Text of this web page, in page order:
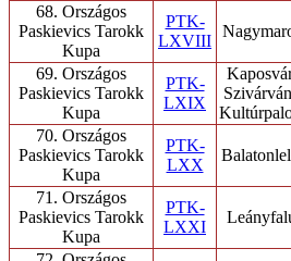
68. Országos
Paskievics Tarokk
Kupa
PTK-
LXVIII
69. Országos
Paskievics Tarokk
Kupa
PTK-
LXIX
70. Országos
Paskievics Tarokk
Kupa
PTK-
LXX
71. Országos
Paskievics Tarokk
Kupa
PTK-
LXXI